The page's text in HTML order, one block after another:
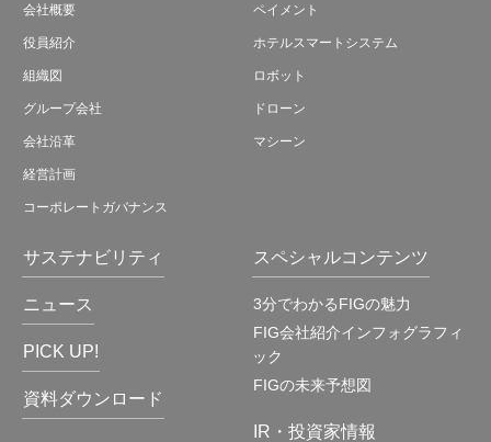
会社概要
役員紹介
組織図
グループ会社
会社沿革
経営計画
コーポレートガバナンス
ペイメント
ホテルスマートシステム
ロボット
ドローン
マシーン
サステナビリティ
ニュース
PICK UP!
資料ダウンロード
スペシャルコンテンツ
3分でわかるFIGの魅力
FIG会社紹介インフォグラフィ
ック
FIGの未来予想図
IR・投資家情報